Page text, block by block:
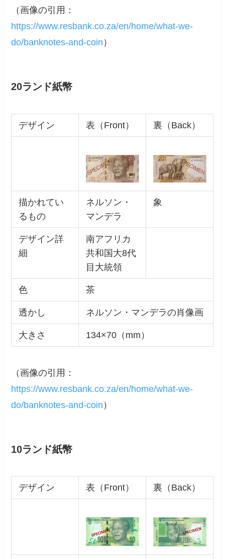
（画像の引用：
https://www.resbank.co.za/en/home/what-we-
do/banknotes-and-coin ）
20ランド紙幣
デザイン 表（Front） 裏（Back）
描かれてい
るもの
ネルソン・
マンデラ
象
デザイン詳
細
南アフリカ
共和国大8代
目大統領
色 茶
透かし ネルソン・マンデラの肖像画
大きさ 134×70（mm）
（画像の引用：
https://www.resbank.co.za/en/home/what-we-
do/banknotes-and-coin ）
10ランド紙幣
デザイン 表（Front） 裏（Back）